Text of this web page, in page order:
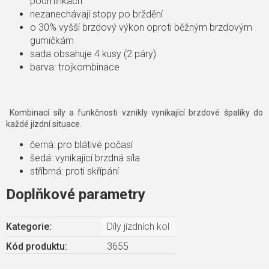
nezanechávají stopy po brždění
o 30% vyšší brzdový výkon oproti běžným brzdovým
gumičkám
sada obsahuje 4 kusy (2 páry)
barva: trojkombinace
Kombinací síly a funkčnosti vznikly vynikající brzdové špalíky do
každé jízdní situace.
černá: pro blátivé počasí
šedá: vynikající brzdná síla
stříbrná: proti skřípání
Doplňkové parametry
Kategorie:
Díly jízdních kol
Kód produktu:
3655